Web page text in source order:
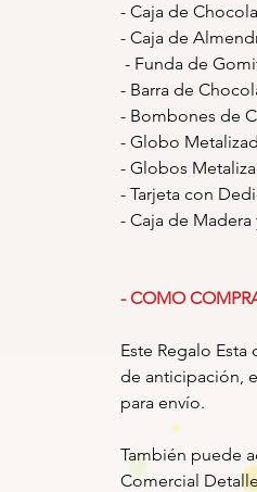
- Caja de
- Caja de
- Funda de
- Barra de
- Bombones de
- Globo
- Globos
- Tarjeta con
- Caja de
- COMO
Este Regalo
de anticipación,
para envío.
También puede
Comercial